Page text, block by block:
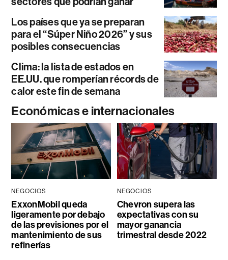
Los países que ya se preparan
para el “Súper Niño 2026” y sus
posibles consecuencias
Clima: la lista de estados en
EE.UU. que romperían récords de
calor este fin de semana
Económicas e internacionales
NEGOCIOS
ExxonMobil queda
ligeramente por debajo
de las previsiones por el
mantenimiento de sus
refinerías
NEGOCIOS
Chevron supera las
expectativas con su
mayor ganancia
trimestral desde 2022